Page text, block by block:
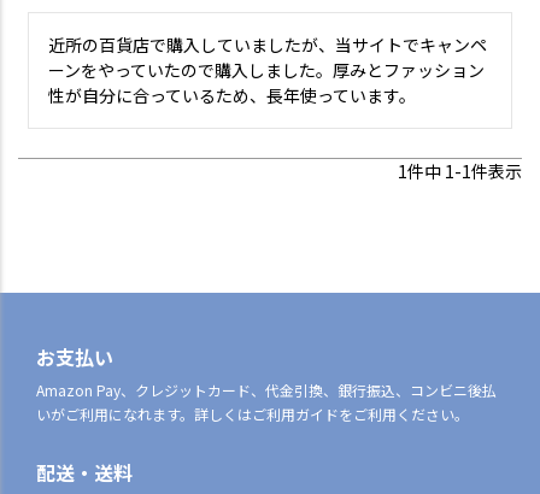
近所の百貨店で購入していましたが、当サイトでキャンペ
ーンをやっていたので購入しました。厚みとファッション
性が自分に合っているため、長年使っています。
1件中 1-1件表示
お支払い
Amazon Pay、クレジットカード、代金引換、銀行振込、コンビニ後払
いがご利用になれます。詳しくはご利用ガイドをご利用ください。
配送・送料